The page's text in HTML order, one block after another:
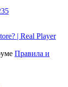
| Real Player
Правила и